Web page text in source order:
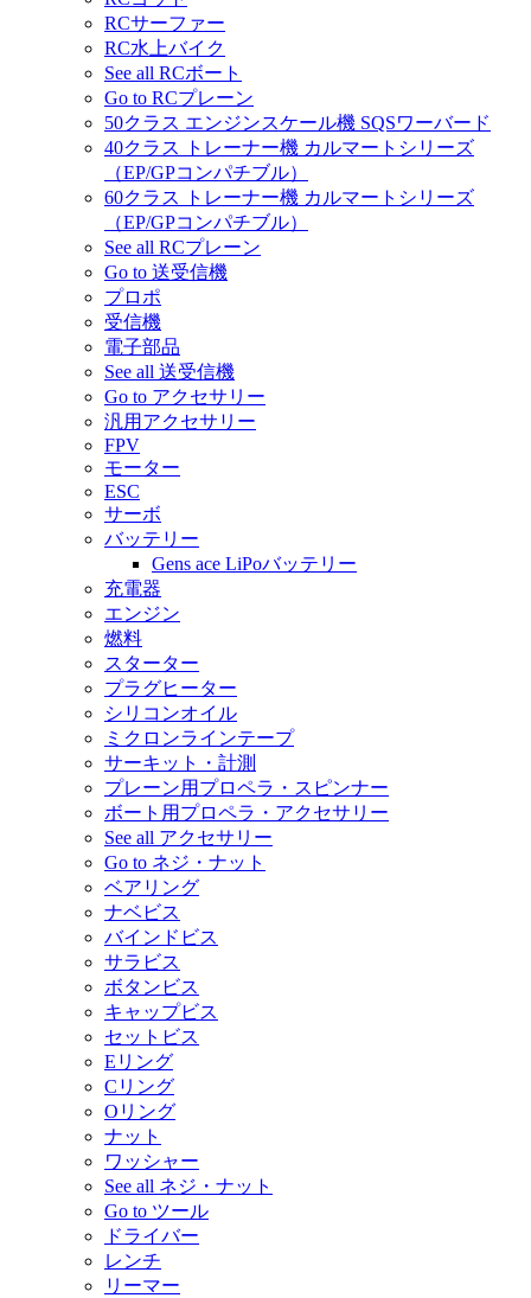
RCサーファー
RC水上バイク
See all RCボート
Go to RCプレーン
50クラス エンジンスケール機 SQSワーバード
40クラス トレーナー機 カルマートシリーズ
（EP/GPコンパチブル）
60クラス トレーナー機 カルマートシリーズ
（EP/GPコンパチブル）
See all RCプレーン
Go to 送受信機
プロポ
受信機
電子部品
See all 送受信機
Go to アクセサリー
汎用アクセサリー
FPV
モーター
ESC
サーボ
バッテリー
Gens ace LiPoバッテリー
充電器
エンジン
燃料
スターター
プラグヒーター
シリコンオイル
ミクロンラインテープ
サーキット・計測
プレーン用プロペラ・スピンナー
ボート用プロペラ・アクセサリー
See all アクセサリー
Go to ネジ・ナット
ベアリング
ナベビス
バインドビス
サラビス
ボタンビス
キャップビス
セットビス
Eリング
Cリング
Oリング
ナット
ワッシャー
See all ネジ・ナット
Go to ツール
ドライバー
レンチ
リーマー